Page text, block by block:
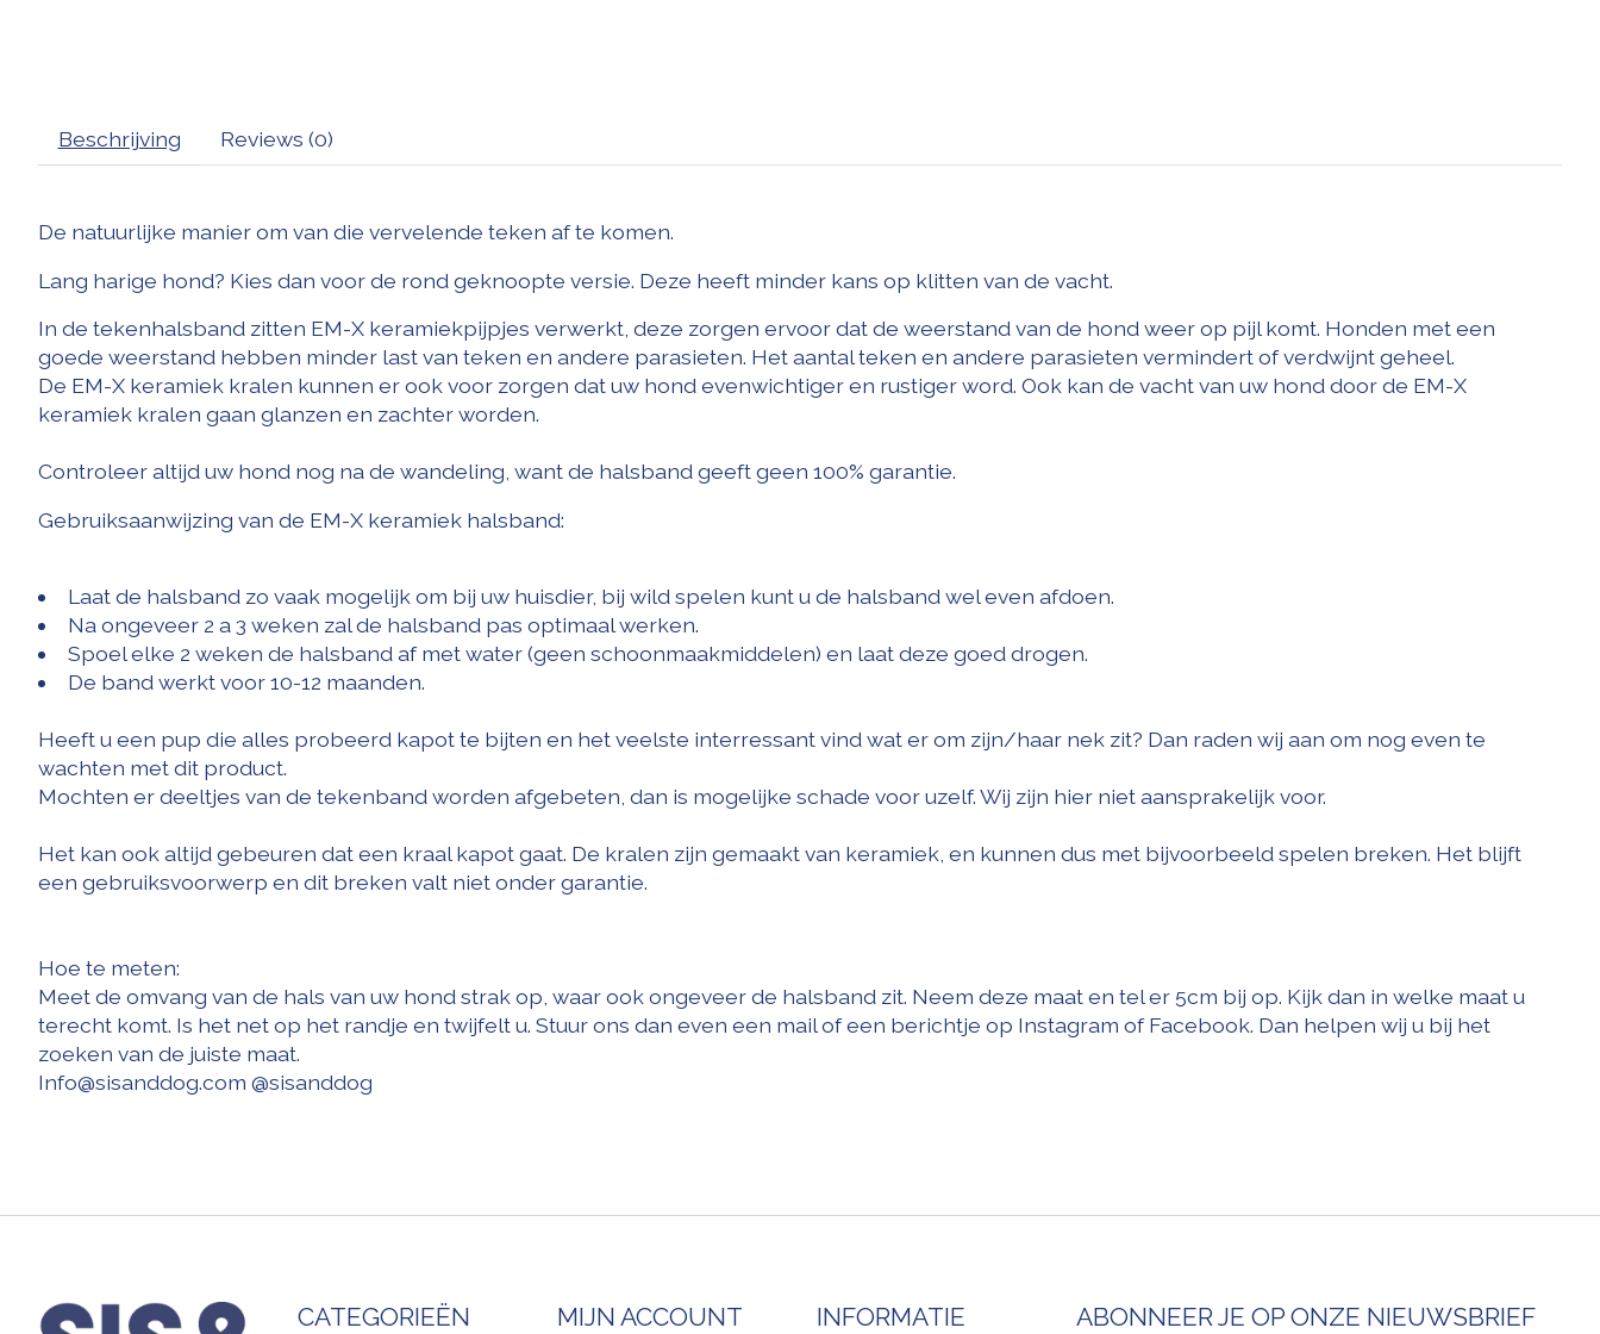
Beschrijving Reviews (0)
De natuurlijke manier om van die vervelende teken af te komen.
Lang harige hond? Kies dan voor de rond geknoopte versie. Deze heeft minder kans op klitten van de vacht.
In de tekenhalsband zitten EM-X keramiekpijpjes verwerkt, deze zorgen ervoor dat de weerstand van de hond weer op pijl komt. Honden met een
goede weerstand hebben minder last van teken en andere parasieten. Het aantal teken en andere parasieten vermindert of verdwijnt geheel.
De EM-X keramiek kralen kunnen er ook voor zorgen dat uw hond evenwichtiger en rustiger word. Ook kan de vacht van uw hond door de EM-X
keramiek kralen gaan glanzen en zachter worden.
Controleer altijd uw hond nog na de wandeling, want de halsband geeft geen 100% garantie.
Gebruiksaanwijzing van de EM-X keramiek halsband:
Laat de halsband zo vaak mogelijk om bij uw huisdier, bij wild spelen kunt u de halsband wel even afdoen.
Na ongeveer 2 a 3 weken zal de halsband pas optimaal werken.
Spoel elke 2 weken de halsband af met water (geen schoonmaakmiddelen) en laat deze goed drogen.
De band werkt voor 10-12 maanden.
Heeft u een pup die alles probeerd kapot te bijten en het veelste interressant vind wat er om zijn/haar nek zit? Dan raden wij aan om nog even te
wachten met dit product.
Mochten er deeltjes van de tekenband worden afgebeten, dan is mogelijke schade voor uzelf. Wij zijn hier niet aansprakelijk voor.
Het kan ook altijd gebeuren dat een kraal kapot gaat. De kralen zijn gemaakt van keramiek, en kunnen dus met bijvoorbeeld spelen breken. Het blijft
een gebruiksvoorwerp en dit breken valt niet onder garantie.
Hoe te meten:
Meet de omvang van de hals van uw hond strak op, waar ook ongeveer de halsband zit. Neem deze maat en tel er 5cm bij op. Kijk dan in welke maat u
terecht komt. Is het net op het randje en twijfelt u. Stuur ons dan even een mail of een berichtje op Instagram of Facebook. Dan helpen wij u bij het
zoeken van de juiste maat.
Info@sisanddog.com @sisanddog
CATEGORIEËN MIJN ACCOUNT INFORMATIE ABONNEER JE OP ONZE NIEUWSBRIEF